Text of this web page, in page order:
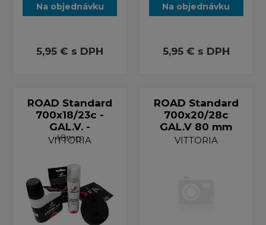
Na objednávku
5,95 € s DPH
Na objednávku
5,95 € s DPH
ROAD Standard
700x18/23c -
GAL.V. -
48mm
VITTORIA
ROAD Standard
700x20/28c
GAL.V 80 mm
VITTORIA